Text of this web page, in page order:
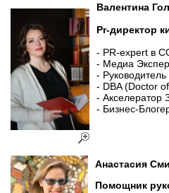
Валентина
Pr-директор
- PR-expert
- Медиа
-
- DBA (Doctor
- Акселератор
- Бизнес-
Анастасия
Помощник